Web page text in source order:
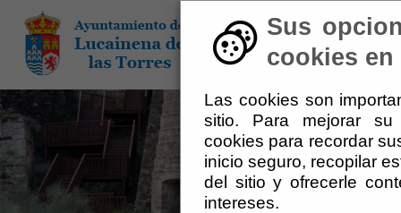
Sus
cookies
Las cookies son
sitio. Para mejorar su
cookies para recordar
inicio seguro, recopilar
del sitio y ofrecerle
intereses.
El Ayuntamiento